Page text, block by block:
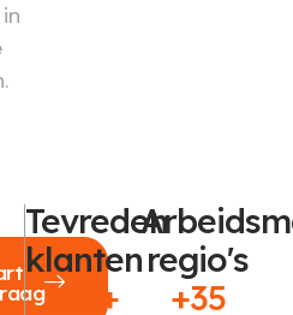
Tevreden
klanten
250+
regio's
+35